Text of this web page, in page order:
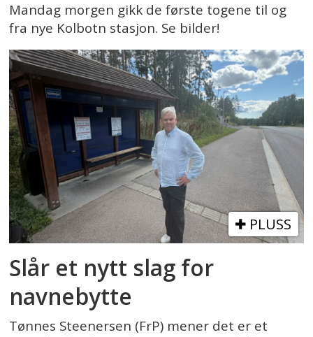
Mandag morgen gikk de første togene til og
fra nye Kolbotn stasjon. Se bilder!
PLUSS
Slår et nytt slag for
navnebytte
Tønnes Steenersen (FrP) mener det er et